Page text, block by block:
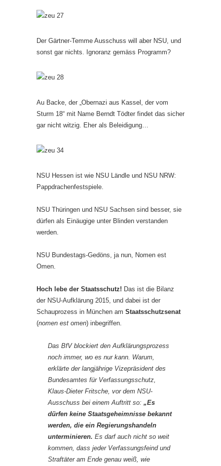
Der Gärtner-Temme Ausschuss will aber NSU, und
sonst gar nichts. Ignoranz gemäss Programm?
Au Backe, der „Obernazi aus Kassel, der vom
Sturm 18“ mit Name Berndt Tödter findet das sicher
gar nicht witzig. Eher als Beleidigung…
NSU Hessen ist wie NSU Ländle und NSU NRW:
Pappdrachenfestspiele.
NSU Thüringen und NSU Sachsen sind besser, sie
dürfen als Einäugige unter Blinden verstanden
werden.
NSU Bundestags-Gedöns, ja nun, Nomen est
Omen.
Hoch lebe der Staatsschutz! Das ist die Bilanz
der NSU-Aufklärung 2015, und dabei ist der
Schauprozess in München am Staatsschutzsenat
(nomen est omen) inbegriffen.
Das BfV blockiert den Aufklärungsprozess
noch immer, wo es nur kann. Warum,
erklärte der langjährige Vizepräsident des
Bundesamtes für Verfassungsschutz,
Klaus-Dieter Fritsche, vor dem NSU-
Ausschuss bei einem Auftritt so: „Es
dürfen keine Staatsgeheimnisse bekannt
werden, die ein Regierungshandeln
unterminieren. Es darf auch nicht so weit
kommen, dass jeder Verfassungsfeind und
Straftäter am Ende genau weiß, wie